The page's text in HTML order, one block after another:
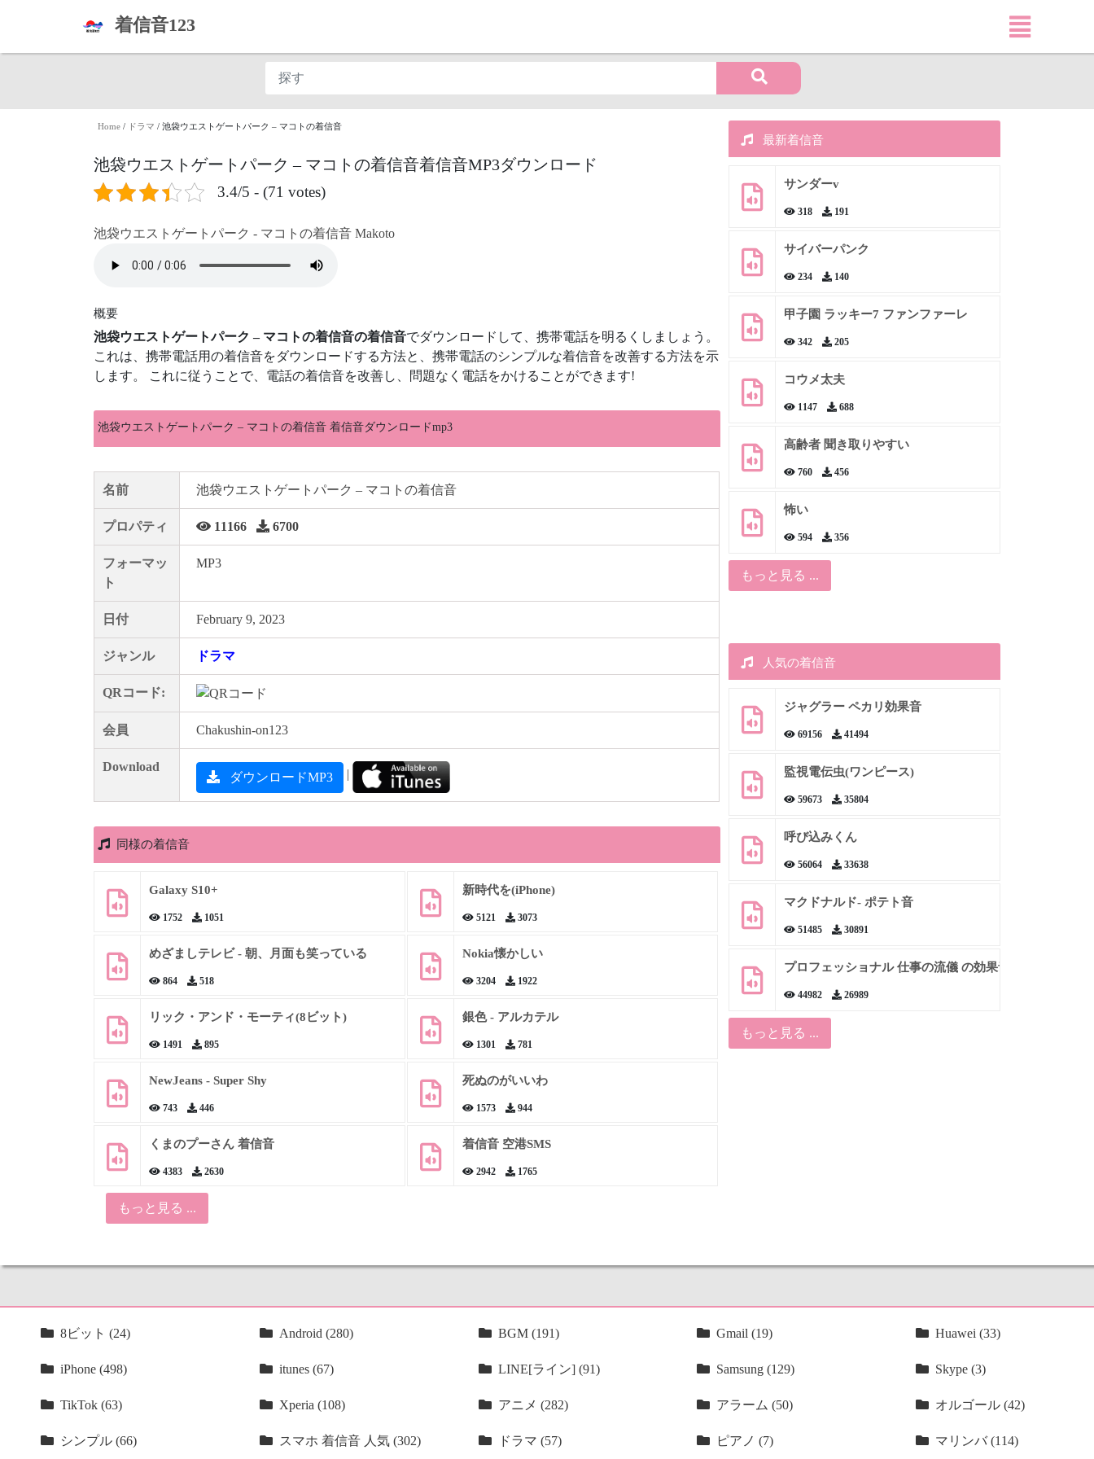
着信音123
Home / ドラマ / 池袋ウエストゲートパーク – マコトの着信音
池袋ウエストゲートパーク – マコトの着信音着信音MP3ダウンロード
3.4/5 - (71 votes)
池袋ウエストゲートパーク - マコトの着信音 Makoto
概要
池袋ウエストゲートパーク – マコトの着信音の着信音でダウンロードして、携帯電話を明るくしましょう。
これは、携帯電話用の着信音をダウンロードする方法と、携帯電話のシンプルな着信音を改善する方法を示
します。 これに従うことで、電話の着信音を改善し、問題なく電話をかけることができます!
池袋ウエストゲートパーク – マコトの着信音 着信音ダウンロードmp3
名前 池袋ウエストゲートパーク – マコトの着信音
プロパティ 11166 6700
フォーマッ
ト
MP3
日付 February 9, 2023
ジャンル ドラマ
QRコード:
会員 Chakushin-on123
Download
ダウンロードMP3 |
同様の着信音
Galaxy S10+
1752 1051
新時代を(iPhone)
5121 3073
めざましテレビ - 朝、月面も笑っている
864 518
Nokia懐かしい
3204 1922
リック・アンド・モーティ(8ビット)
1491 895
銀色 - アルカテル
1301 781
NewJeans - Super Shy
743 446
死ぬのがいいわ
1573 944
くまのプーさん 着信音
4383 2630
着信音 空港SMS
2942 1765
もっと見る ...
最新着信音
サンダーv
318 191
サイバーパンク
234 140
甲子園 ラッキー7 ファンファーレ
342 205
コウメ太夫
1147 688
高齢者 聞き取りやすい
760 456
怖い
594 356
もっと見る ...
人気の着信音
ジャグラー ペカリ効果音
69156 41494
監視電伝虫(ワンピース)
59673 35804
呼び込みくん
56064 33638
マクドナルド- ポテト音
51485 30891
プロフェッショナル 仕事の流儀 の効果音
44982 26989
もっと見る ...
8ビット (24) Android (280) BGM (191) Gmail (19) Huawei (33)
iPhone (498) itunes (67) LINE[ライン] (91) Samsung (129) Skype (3)
TikTok (63) Xperia (108) アニメ (282) アラーム (50) オルゴール (42)
シンプル (66) スマホ 着信音 人気 (302) ドラマ (57) ピアノ (7) マリンバ (114)